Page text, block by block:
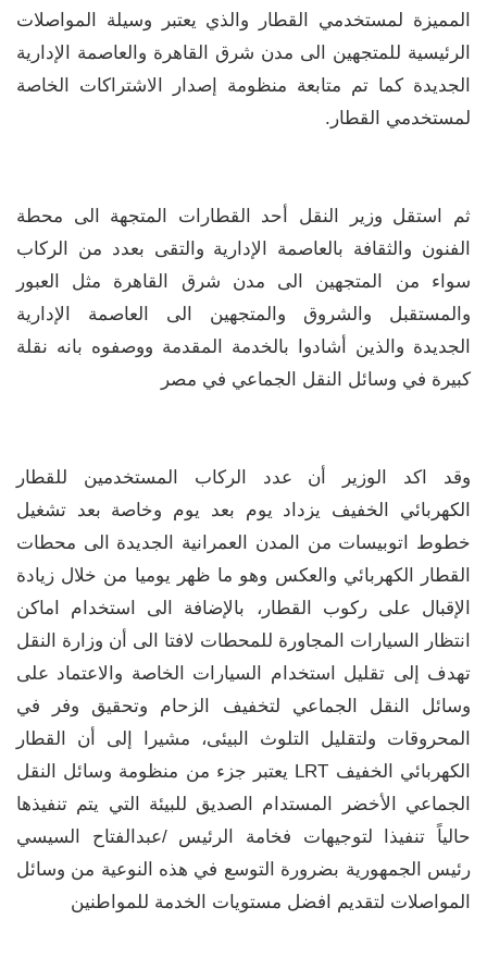
المميزة لمستخدمي القطار والذي يعتبر وسيلة المواصلات
الرئيسية للمتجهين الى مدن شرق القاهرة والعاصمة الإدارية
الجديدة كما تم متابعة منظومة إصدار الاشتراكات الخاصة
لمستخدمي القطار.
ثم استقل وزير النقل أحد القطارات المتجهة الى محطة
الفنون والثقافة بالعاصمة الإدارية والتقى بعدد من الركاب
سواء من المتجهين الى مدن شرق القاهرة مثل العبور
والمستقبل والشروق والمتجهين الى العاصمة الإدارية
الجديدة والذين أشادوا بالخدمة المقدمة ووصفوه بانه نقلة
كبيرة في وسائل النقل الجماعي في مصر
وقد اكد الوزير أن عدد الركاب المستخدمين للقطار
الكهربائي الخفيف يزداد يوم بعد يوم وخاصة بعد تشغيل
خطوط اتوبيسات من المدن العمرانية الجديدة الى محطات
القطار الكهربائي والعكس وهو ما ظهر يوميا من خلال زيادة
الإقبال على ركوب القطار، بالإضافة الى استخدام اماكن
انتظار السيارات المجاورة للمحطات لافتا الى أن وزارة النقل
تهدف إلى تقليل استخدام السيارات الخاصة والاعتماد على
وسائل النقل الجماعي لتخفيف الزحام وتحقيق وفر في
المحروقات ولتقليل التلوث البيئى، مشيرا إلى أن القطار
الكهربائي الخفيف LRT يعتبر جزء من منظومة وسائل النقل
الجماعي الأخضر المستدام الصديق للبيئة التي يتم تنفيذها
حالياً تنفيذا لتوجيهات فخامة الرئيس /عبدالفتاح السيسي
رئيس الجمهورية بضرورة التوسع في هذه النوعية من وسائل
المواصلات لتقديم افضل مستويات الخدمة للمواطنين